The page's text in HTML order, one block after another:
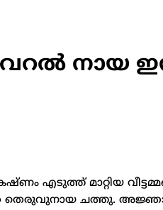
നായ
എടുത്ത് മാറ്റിയ
ചത്തു.